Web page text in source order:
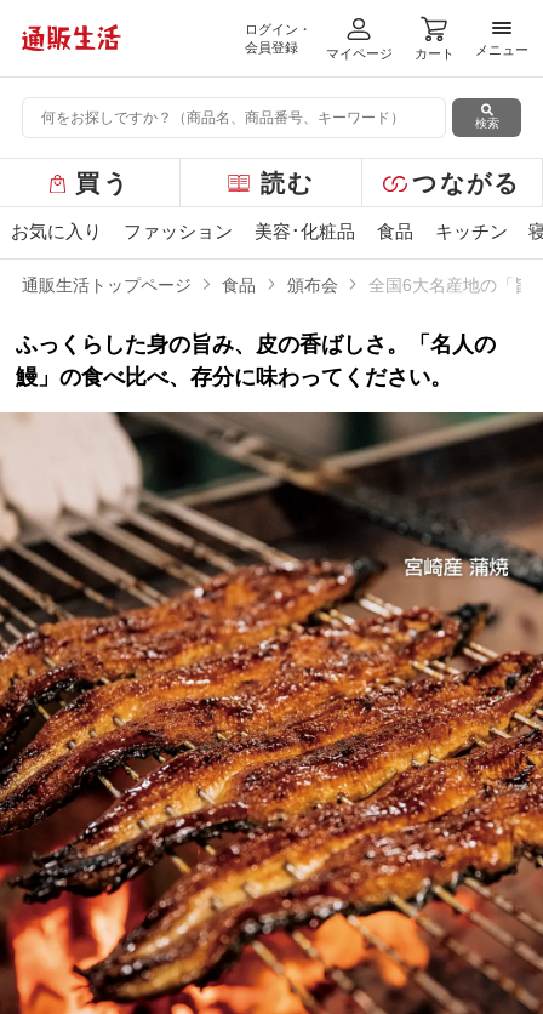
ログイン・
会員登録
マイページ カート
メニ
メニュー
検索
ー
バ
ュ
ー
買う 読む つながる
お気に入り ファッション 美容･化粧品 食品 キッチン
通販生活トップページ 食品 頒布会 全国6大名産地の「旨
ふっくらした身の旨み、皮の香ばしさ。「名人の
鰻」の食べ比べ、存分に味わってください。